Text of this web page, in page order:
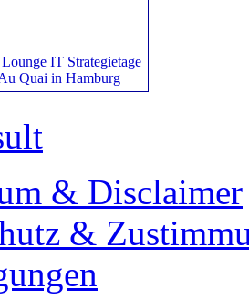
IT Strategietage
Quai in Hamburg
& Disclaimer
&